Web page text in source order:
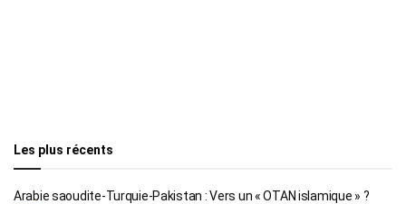
Les plus récents
Arabie saoudite-Turquie-Pakistan : Vers un « OTAN islamique » ?